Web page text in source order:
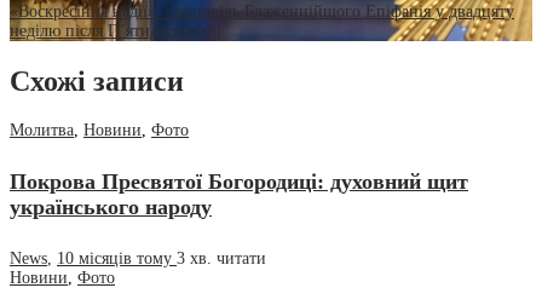
«Воскресіння надії»: проповідь Блаженнійшого Епіфанія у двадцяту
неділю після П’ятидесятниці
Схожі записи
Молитва, Новини, Фото
Покрова Пресвятої Богородиці: духовний щит
українського народу
News, 10 місяців тому 3 хв. читати
Новини, Фото